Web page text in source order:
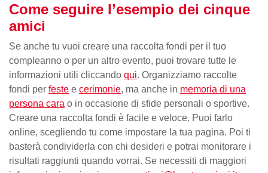
Come seguire l’esempio dei cinque
amici
Se anche tu vuoi creare una raccolta fondi per il tuo
compleanno o per un altro evento, puoi trovare tutte le
informazioni utili cliccando qui. Organizziamo raccolte
fondi per feste e cerimonie, ma anche in memoria di una
persona cara o in occasione di sfide personali o sportive.
Creare una raccolta fondi è facile e veloce. Puoi farlo
online, scegliendo tu come impostare la tua pagina. Poi ti
basterà condividerla con chi desideri e potrai monitorare i
risultati raggiunti quando vorrai. Se necessiti di maggiori